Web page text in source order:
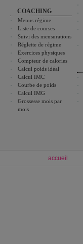
COACHING
Menus régime
Liste de courses
Suivi des mensurations
Réglette de régime
Exercices physiques
Compteur de calories
Calcul poids idéal
Calcul IMC
Courbe de poids
Calcul IMG
Grossesse mois par
mois
accueil